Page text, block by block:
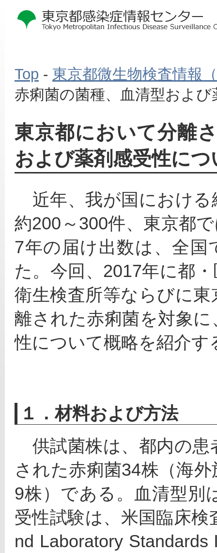
Top - 東京都微生物検査情報
赤痢菌の菌種、血清型およ
東京都において分離
および薬剤感受性に
近年、我が国における
約200～300件、東京都
7年の届け出数は、全国
た。今回、2017年に都
衛生検査所等ならびに
離された赤痢菌を対象
性について概略を紹介す
１．材料および方法
供試菌株は、都内の患
された赤痢菌34株（海
9株）である。血清型別
受性試験は、米国臨床
nd Laboratory